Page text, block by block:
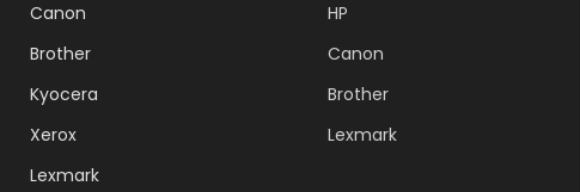
Canon
Brother
Kyocera
Xerox
Lexmark
HP
Canon
Brother
Lexmark